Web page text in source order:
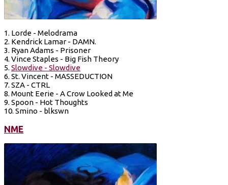
1. Lorde - Melodrama
2. Kendrick Lamar - DAMN.
3. Ryan Adams - Prisoner
4. Vince Staples - Big Fish Theory
5. Slowdive - Slowdive
6. St. Vincent - MASSEDUCTION
7. SZA - CTRL
8. Mount Eerie - A Crow Looked at Me
9. Spoon - Hot Thoughts
10. Smino - blkswn
NME